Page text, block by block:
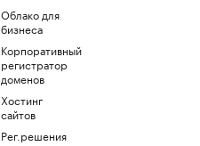
Облако для
бизнеса
Корпоративный
регистратор
доменов
Хостинг
сайтов
Рег.решения